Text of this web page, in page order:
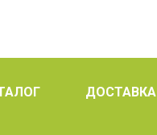
ДОСТАВКА